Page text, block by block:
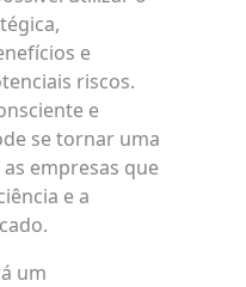
e
riscos.
e
se tornar uma
empresas que
e a
um